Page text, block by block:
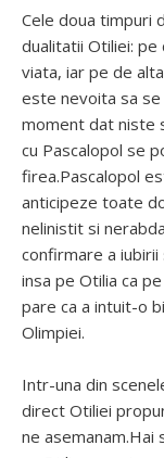
Cele doua timpuri
dualitatii Otiliei:
viata, iar pe de
este nevoita sa
moment dat niste
cu Pascalopol se
firea.Pascalopol
anticipeze toate
nelinistit si
confirmare a iubirii
insa pe Otilia ca
pare ca a intuit-o
Olimpiei.
Intr-una din
direct Otiliei
ne asemanam.Hai